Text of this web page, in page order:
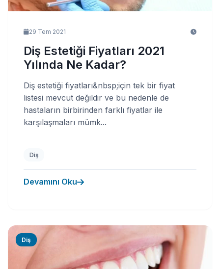
29 Tem 2021
Diş Estetiği Fiyatları 2021
Yılında Ne Kadar?
Diş estetiği fiyatları&nbsp;için tek bir fiyat
listesi mevcut değildir ve bu nedenle de
hastaların birbirinden farklı fiyatlar ile
karşılaşmaları mümk...
Diş
Devamını Oku
Diş